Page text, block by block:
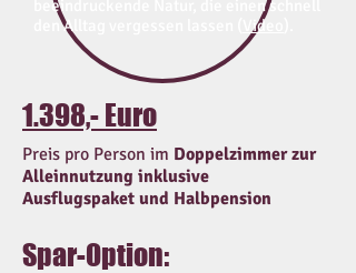
beeindruckende Natur, die einen schnell
den Alltag vergessen lassen (
Video
1.398,- Euro
Preis pro Person im Doppelzimmer zur
Alleinnutzung inklusive
Ausflugspaket und Halbpension
Spar-Option: